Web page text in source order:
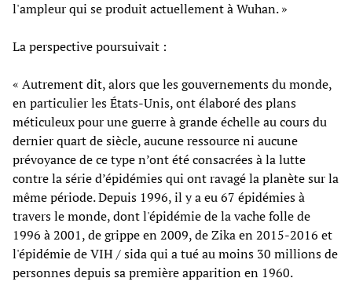
l'ampleur qui se produit actuellement à Wuhan. »
La perspective poursuivait :
« Autrement dit, alors que les gouvernements du monde,
en particulier les États-Unis, ont élaboré des plans
méticuleux pour une guerre à grande échelle au cours du
dernier quart de siècle, aucune ressource ni aucune
prévoyance de ce type n’ont été consacrées à la lutte
contre la série d’épidémies qui ont ravagé la planète sur la
même période. Depuis 1996, il y a eu 67 épidémies à
travers le monde, dont l'épidémie de la vache folle de
1996 à 2001, de grippe en 2009, de Zika en 2015-2016 et
l'épidémie de VIH / sida qui a tué au moins 30 millions de
personnes depuis sa première apparition en 1960.